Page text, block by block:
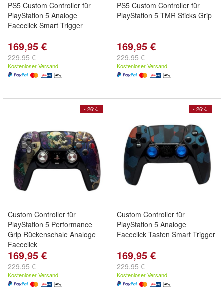
PS5 Custom Controller für
PlayStation 5 Analoge
Faceclick Smart Trigger
169,95 €
229,95 €
Kostenloser Versand
PS5 Custom Controller für
PlayStation 5 TMR Sticks Grip
169,95 €
229,95 €
Kostenloser Versand
- 26%
Custom Controller für
PlayStation 5 Performance
Grip Rückenschale Analoge
Faceclick
169,95 €
229,95 €
Kostenloser Versand
- 26%
Custom Controller für
PlayStation 5 Analoge
Faceclick Tasten Smart Trigger
169,95 €
229,95 €
Kostenloser Versand